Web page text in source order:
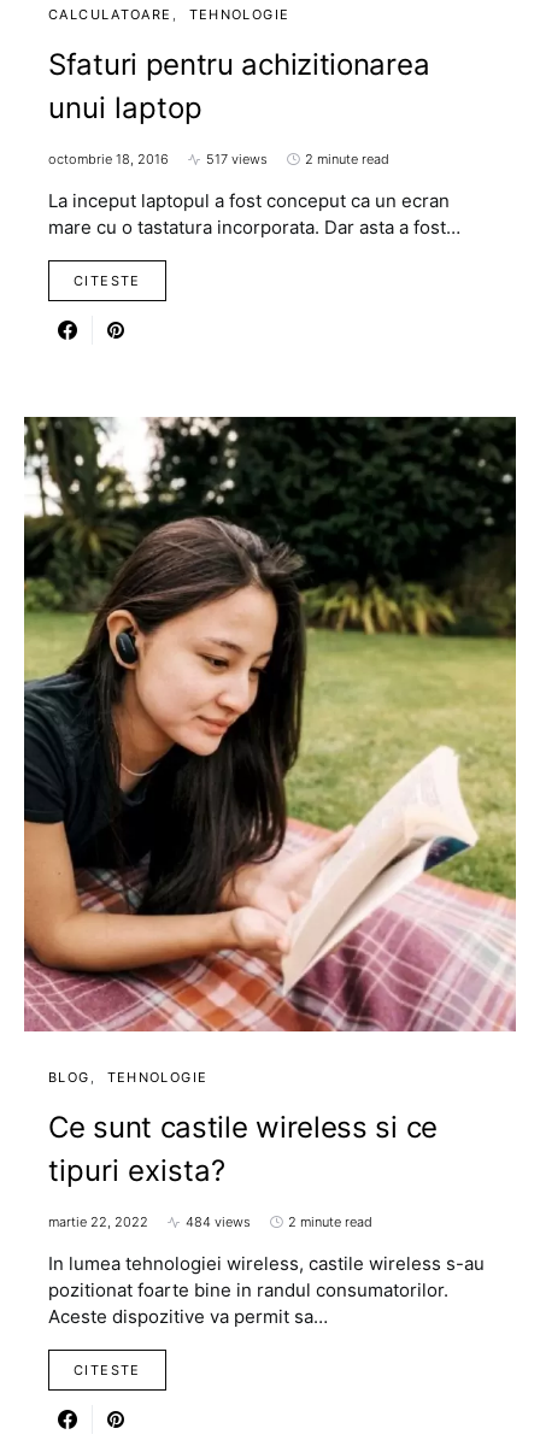
CALCULATOARE TEHNOLOGIE
Sfaturi pentru achizitionarea
unui laptop
octombrie 18, 2016 517 views 2 minute read
La inceput laptopul a fost conceput ca un ecran
mare cu o tastatura incorporata. Dar asta a fost…
CITESTE
BLOG TEHNOLOGIE
Ce sunt castile wireless si ce
tipuri exista?
martie 22, 2022 484 views 2 minute read
In lumea tehnologiei wireless, castile wireless s-au
pozitionat foarte bine in randul consumatorilor.
Aceste dispozitive va permit sa…
CITESTE